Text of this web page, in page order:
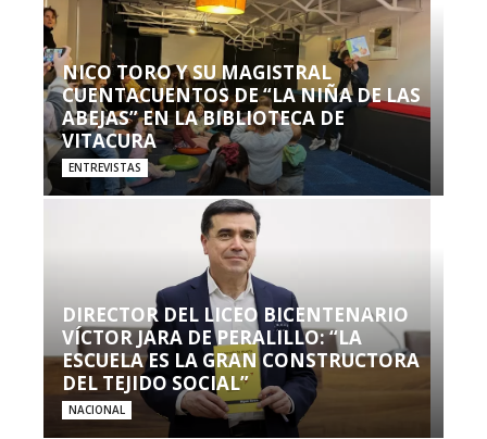
NICO TORO Y SU MAGISTRAL
CUENTACUENTOS DE “LA NIÑA DE LAS
ABEJAS” EN LA BIBLIOTECA DE
VITACURA
ENTREVISTAS
DIRECTOR DEL LICEO BICENTENARIO
VÍCTOR JARA DE PERALILLO: “LA
ESCUELA ES LA GRAN CONSTRUCTORA
DEL TEJIDO SOCIAL”
NACIONAL